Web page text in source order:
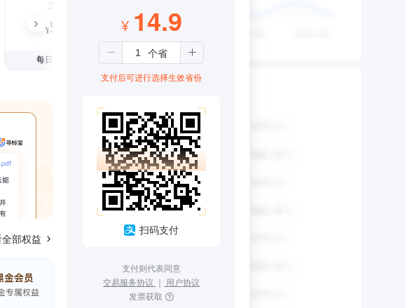
3个月
¥99
每日仅1.08元
部权益
¥ 14.9
支付后可进行选择生效省份
扫码支付
支付则代表同意
交易服务协议 ｜ 用户协议
发票获取